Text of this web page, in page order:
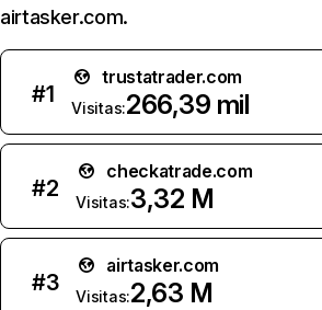
airtasker.com.
#1
trustatrader.com
Visitas:266,39 mil
#2
checkatrade.com
Visitas:3,32 M
#3
airtasker.com
Visitas:2,63 M